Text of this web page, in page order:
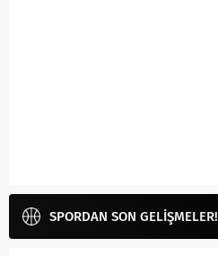
SPORDAN SON GELİŞMELER!